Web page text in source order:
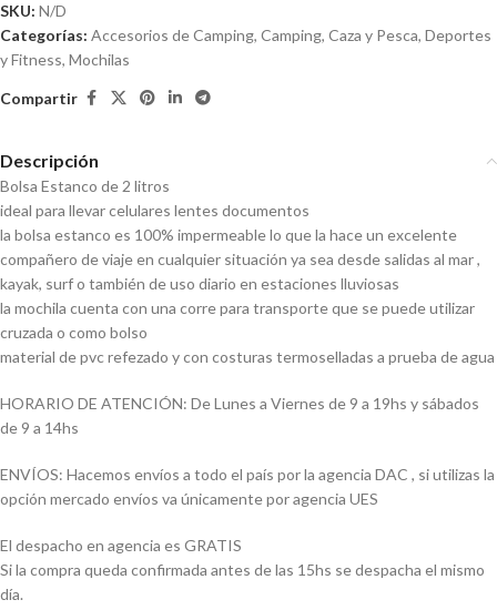
SKU: N/D
Categorías: Accesorios de Camping, Camping, Caza y Pesca, Deportes
y Fitness, Mochilas
Compartir
Descripción
Bolsa Estanco de 2 litros
ideal para llevar celulares lentes documentos
la bolsa estanco es 100% impermeable lo que la hace un excelente
compañero de viaje en cualquier situación ya sea desde salidas al mar ,
kayak, surf o también de uso diario en estaciones lluviosas
la mochila cuenta con una corre para transporte que se puede utilizar
cruzada o como bolso
material de pvc refezado y con costuras termoselladas a prueba de agua
HORARIO DE ATENCIÓN: De Lunes a Viernes de 9 a 19hs y sábados
de 9 a 14hs
ENVÍOS: Hacemos envíos a todo el país por la agencia DAC , si utilizas la
opción mercado envíos va únicamente por agencia UES
El despacho en agencia es GRATIS
Si la compra queda confirmada antes de las 15hs se despacha el mismo
día.